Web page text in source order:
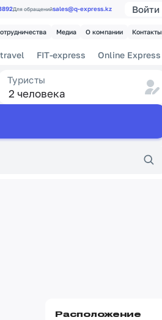
Для обращенийsales@q-express.kz Войти
Медиа О компании Контакты
FIT-express Online Express
Туристы
Расположение